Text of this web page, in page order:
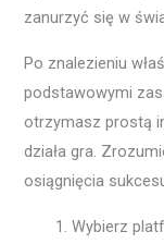
zanurzyć się w
Po znalezieniu
podstawowymi
otrzymasz prostą
działa gra.
osiągnięcia
Wybierz